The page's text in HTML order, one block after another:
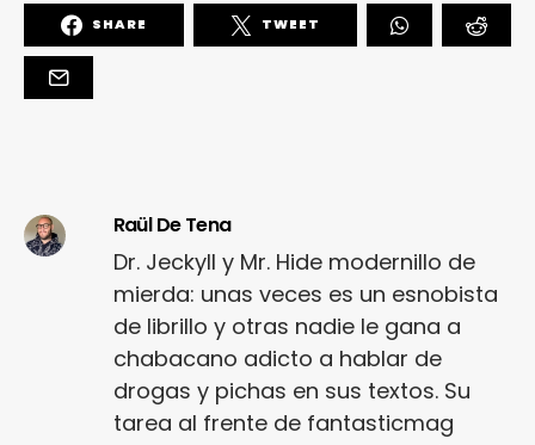
SHARE TWEET
Raül De Tena
Dr. Jeckyll y Mr. Hide modernillo de
mierda: unas veces es un esnobista
de librillo y otras nadie le gana a
chabacano adicto a hablar de
drogas y pichas en sus textos. Su
tarea al frente de fantasticmag